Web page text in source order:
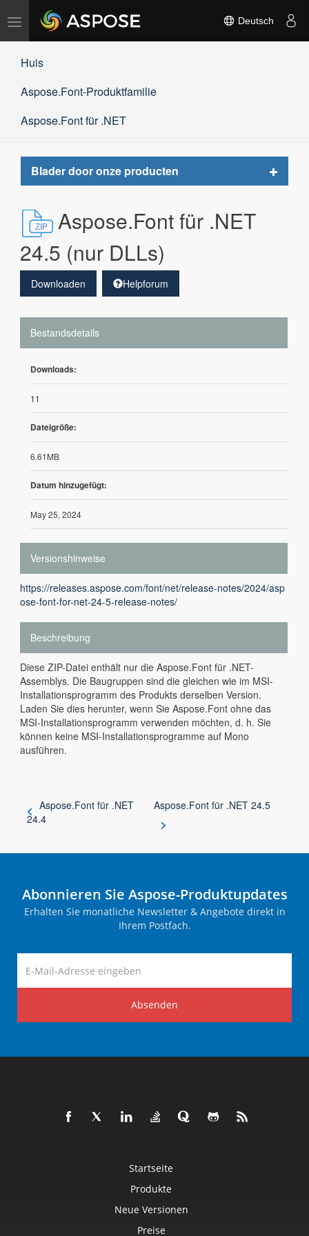
Navigation
umschalten
Deutsch
Huis
Aspose.Font-Produktfamilie
Aspose.Font für .NET
Blader door onze producten
Toggle
Aspose.Font für .NET
24.5 (nur DLLs)
Downloaden Helpforum
Bestandsdetails
Downloads:
11
Dateigröße:
6.61MB
Datum hinzugefügt:
May 25, 2024
Versionshinweise
https://releases.aspose.com/font/net/release-notes/2024/asp
ose-font-for-net-24-5-release-notes/
Beschreibung
Diese ZIP-Datei enthält nur die Aspose.Font für .NET-
Assemblys. Die Baugruppen sind die gleichen wie im MSI-
Installationsprogramm des Produkts derselben Version.
Laden Sie dies herunter, wenn Sie Aspose.Font ohne das
MSI-Installationsprogramm verwenden möchten, d. h. Sie
können keine MSI-Installationsprogramme auf Mono
ausführen.
Aspose.Font für .NET
24.4
Aspose.Font für .NET 24.5
Abonnieren Sie Aspose-Produktupdates
Erhalten Sie monatliche Newsletter & Angebote direkt in
Ihrem Postfach.
Absenden
Startseite
Produkte
Neue Versionen
Preise